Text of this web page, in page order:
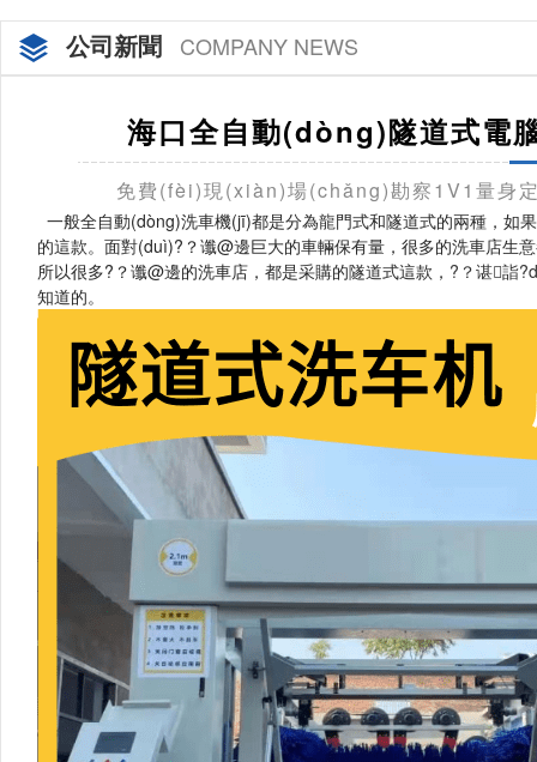
公司新聞 COMPANY NEWS
海口全自動(dòng)隧道式電
免費(fèi)現(xiàn)場(chǎng)勘察1V1量身
一般全自動(dòng)洗車機(jī)都是分為龍門式和隧道式的兩種，
的這款。面對(duì)?？谶@邊巨大的車輛保有量，很多的洗車店生
所以很多?？谶@邊的洗車店，都是采購的隧道式這款， ?？谌
知道的。